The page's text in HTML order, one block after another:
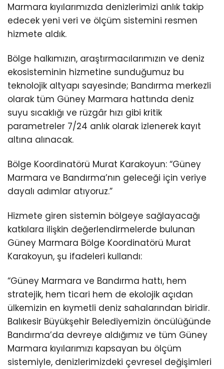
Marmara kıyılarımızda denizlerimizi anlık takip
edecek yeni veri ve ölçüm sistemini resmen
hizmete aldık.
Bölge halkımızın, araştırmacılarımızın ve deniz
ekosisteminin hizmetine sunduğumuz bu
teknolojik altyapı sayesinde; Bandırma merkezli
olarak tüm Güney Marmara hattında deniz
suyu sıcaklığı ve rüzgâr hızı gibi kritik
parametreler 7/24 anlık olarak izlenerek kayıt
altına alınacak.
Bölge Koordinatörü Murat Karakoyun: “Güney
Marmara ve Bandırma’nın geleceği için veriye
dayalı adımlar atıyoruz.”
Hizmete giren sistemin bölgeye sağlayacağı
katkılara ilişkin değerlendirmelerde bulunan
Güney Marmara Bölge Koordinatörü Murat
Karakoyun, şu ifadeleri kullandı:
“Güney Marmara ve Bandırma hattı, hem
stratejik, hem ticari hem de ekolojik açıdan
ülkemizin en kıymetli deniz sahalarından biridir.
Balıkesir Büyükşehir Belediyemizin öncülüğünde
Bandırma’da devreye aldığımız ve tüm Güney
Marmara kıyılarımızı kapsayan bu ölçüm
sistemiyle, denizlerimizdeki çevresel değişimleri